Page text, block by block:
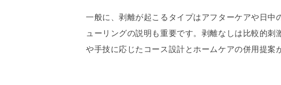
一般に、剥離が起こるタイプはアフターケアや日
ューリングの説明も重要です。剥離なしは比較的
や手技に応じたコース設計とホームケアの併用提案